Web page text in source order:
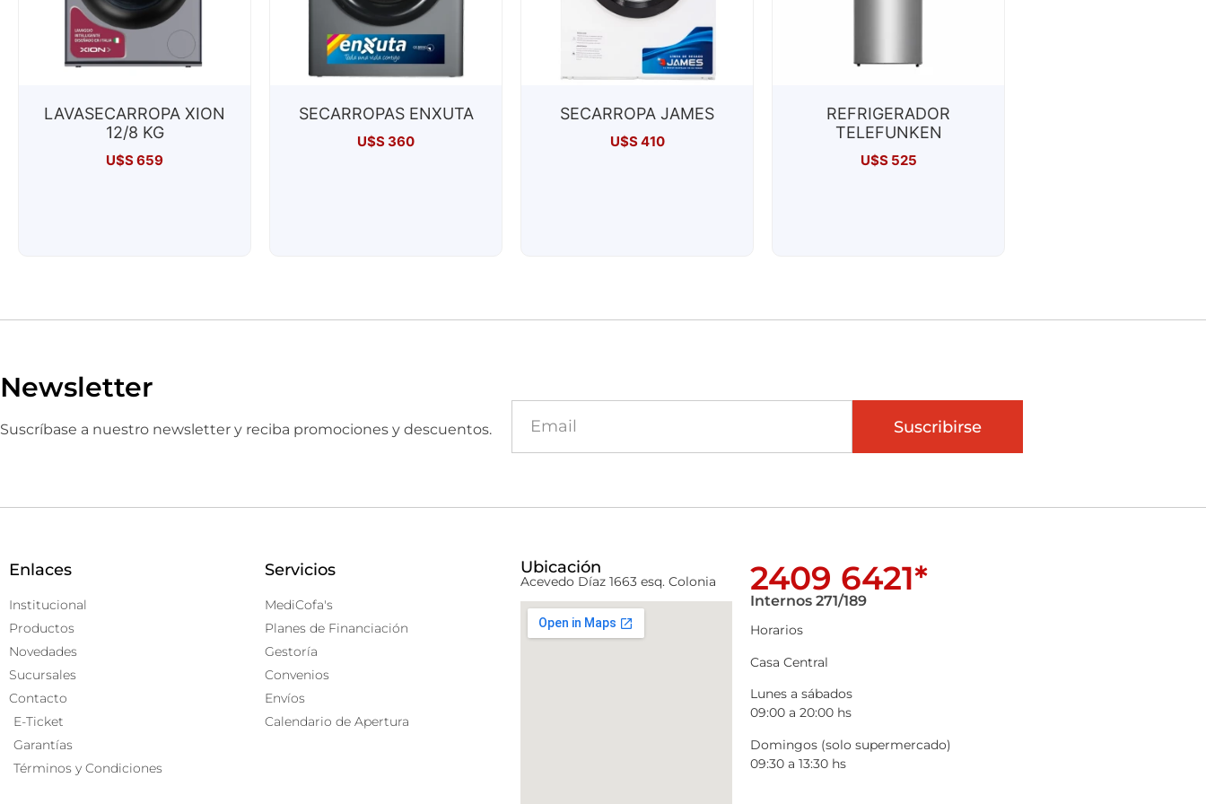
LAVASECARROPA XION
12/8 KG
U$S659
SECARROPAS ENXUTA
U$S 360
SECARROPA JAMES
U$S410
REFRIGERADOR
TELEFUNKEN
U$S525
Newsletter
Suscríbase a nuestro newsletter y reciba promociones y descuentos. Suscribirse
Enlaces
Institucional
Productos
Novedades
Sucursales
Contacto
E-Ticket
Garantías
Términos y Condiciones
Servicios
MediCofa's
Planes de Financiación
Gestoría
Convenios
Envíos
Calendario de Apertura
Ubicación
Acevedo Díaz 1663 esq. Colonia 2409 6421*
Internos 271/189
Horarios
Casa Central
Lunes a sábados
09:00 a 20:00 hs
Domingos (solo supermercado)
09:30 a 13:30 hs